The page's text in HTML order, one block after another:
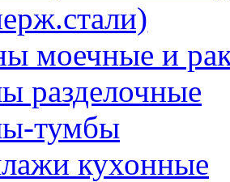
моечные и
разделочные
тумбы
кухонные